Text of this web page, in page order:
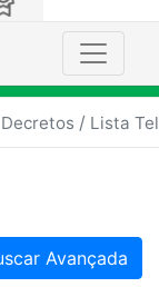
Decretos / Lista
Avançada